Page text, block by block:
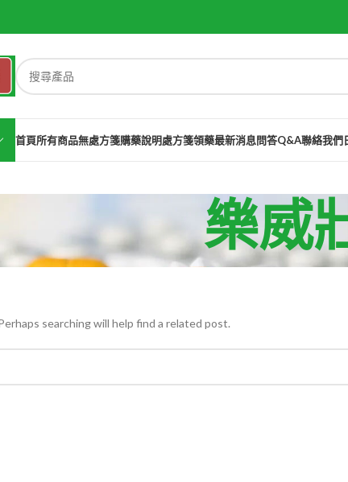
首頁所有商品無處方箋購藥說明處方箋領藥最新消息問答Q&A聯絡我們
樂威
searching will help find a related post.